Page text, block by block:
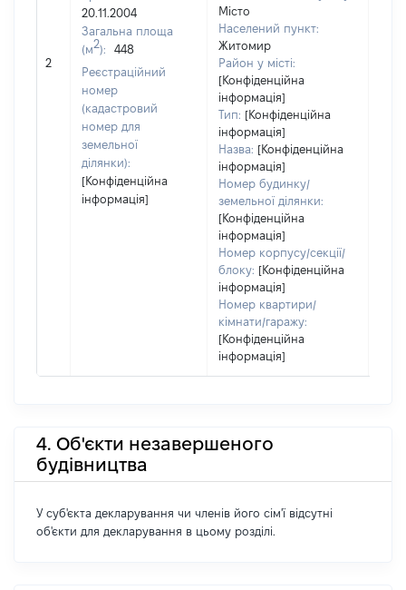
2
20.11.2004
Загальна площа
(м2):
448
Реєстраційний
номер
(кадастровий
номер для
земельної
ділянки):
[Конфіденційна
інформація]
Місто
Населений пункт:
Житомир
Район у місті:
[Конфіденційна
інформація]
Тип: [Конфіденційна
інформація]
Назва: [Конфіденційна
інформація]
Номер будинку/
земельної ділянки:
[Конфіденційна
інформація]
Номер корпусу/секції/
блоку: [Конфіденційна
інформація]
Номер квартири/
кімнати/гаражу:
[Конфіденційна
інформація]
4. Об'єкти незавершеного
будівництва
У суб'єкта декларування чи членів його сім'ї відсутні
об'єкти для декларування в цьому розділі.